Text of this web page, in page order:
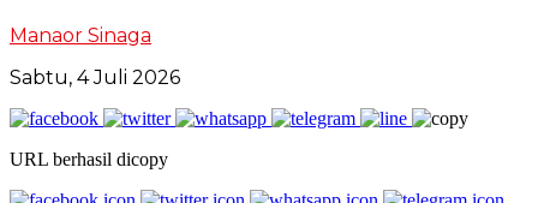
Manaor Sinaga
Sabtu, 4 Juli 2026
URL berhasil dicopy